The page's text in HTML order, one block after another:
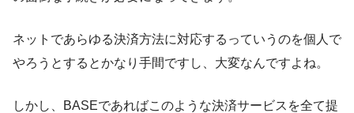
ネットであらゆる決済方法に対応するっていうのを個人で
やろうとするとかなり手間ですし、大変なんですよね。
しかし、BASEであればこのような決済サービスを全て提